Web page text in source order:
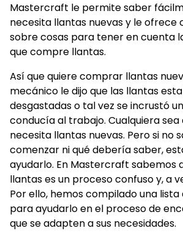
Mastercraft le permite saber
necesita llantas nuevas y le ofrece
sobre cosas para tener en cuenta
que compre llantas.
Así que quiere comprar llantas
mecánico le dijo que las llantas
desgastadas o tal vez se incrustó
conducía al trabajo. Cualquiera sea
necesita llantas nuevas. Pero si no
comenzar ni qué debería saber,
ayudarlo. En Mastercraft sabemos
llantas es un proceso confuso y, a
Por ello, hemos compilado una
para ayudarlo en el proceso de
que se adapten a sus necesidades.